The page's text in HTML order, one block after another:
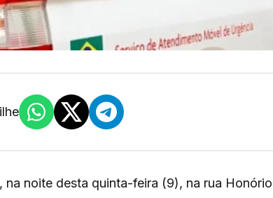
noite desta quinta-feira (9), na rua Honório